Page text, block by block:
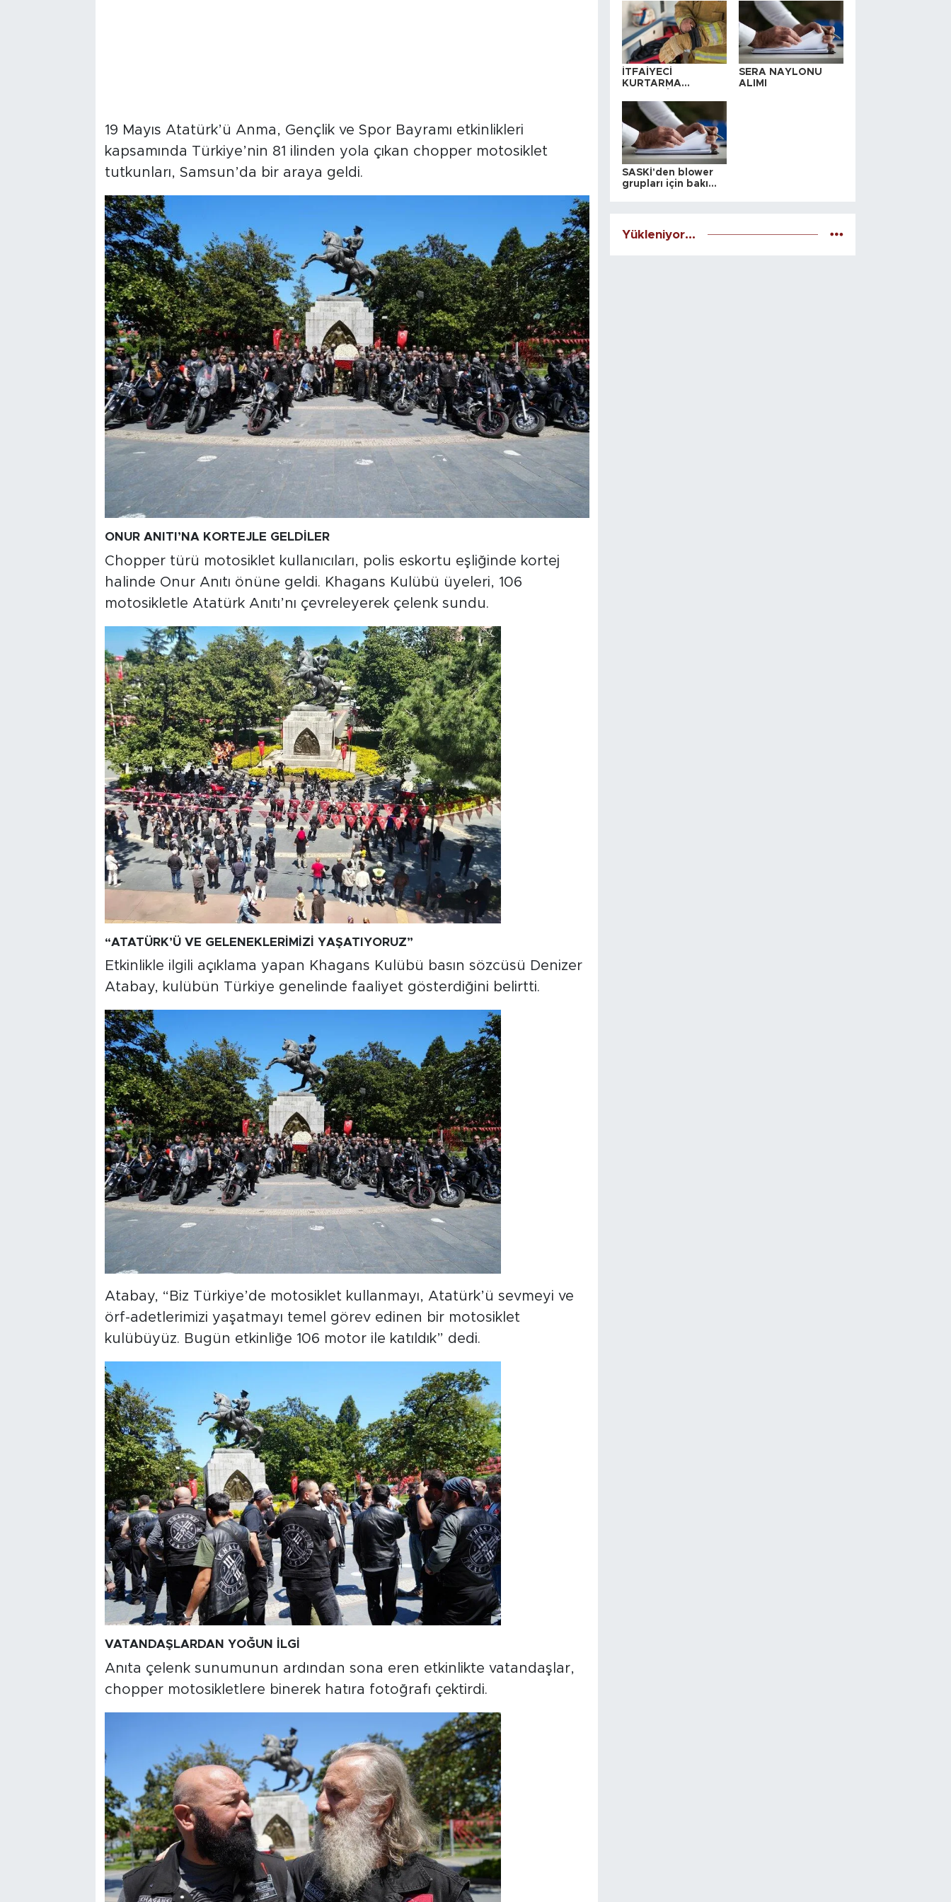
19 Mayıs Atatürk’ü Anma, Gençlik ve Spor Bayramı etkinlikleri
kapsamında Türkiye’nin 81 ilinden yola çıkan chopper motosiklet
tutkunları, Samsun’da bir araya geldi.
ONUR ANITI’NA KORTEJLE GELDİLER
Chopper türü motosiklet kullanıcıları, polis eskortu eşliğinde kortej
halinde Onur Anıtı önüne geldi. Khagans Kulübü üyeleri, 106
motosikletle Atatürk Anıtı’nı çevreleyerek çelenk sundu.
“ATATÜRK’Ü VE GELENEKLERİMİZİ YAŞATIYORUZ”
Etkinlikle ilgili açıklama yapan Khagans Kulübü basın sözcüsü Denizer
Atabay, kulübün Türkiye genelinde faaliyet gösterdiğini belirtti.
Atabay, “Biz Türkiye’de motosiklet kullanmayı, Atatürk’ü sevmeyi ve
örf-adetlerimizi yaşatmayı temel görev edinen bir motosiklet
kulübüyüz. Bugün etkinliğe 106 motor ile katıldık” dedi.
VATANDAŞLARDAN YOĞUN İLGİ
Anıta çelenk sunumunun ardından sona eren etkinlikte vatandaşlar,
chopper motosikletlere binerek hatıra fotoğrafı çektirdi.
İTFAİYECİ
KURTARMA
ALINACAKTIR
SERA NAYLONU
ALIMI
SASKİ'den blower
grupları için bakım
Yükleniyor...